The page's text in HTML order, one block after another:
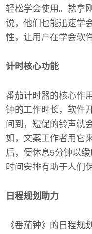
轻松学会使用。就拿
说，他们也能迅速学
性，让用户在学会软
计时核心功能
番茄计时器的核心作
钟的工作时长，软件
间到，短促的铃声就
如，文案工作者用它
后，便休息5分钟以
时间安排有助于人们
日程规划助力
《番茄钟》的日程规